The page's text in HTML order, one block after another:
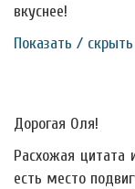
вкуснее!
Показать / скрыть
Дорогая Оля!
Расхожая цитата
есть место